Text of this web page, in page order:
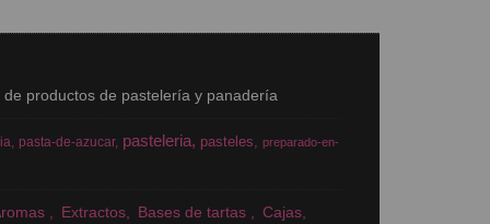
productos de pastelería y panadería
pasta-de-azucar pasteleria pasteles
preparado-en-
Extractos Bases de tartas
Cajas